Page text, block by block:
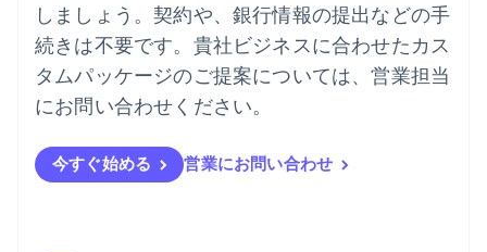
しましょう。契約や、銀行情報の提出などの手
続きは不要です。貴社ビジネスに合わせたカス
タムパッケージのご提案については、営業担当
にお問い合わせください。
今すぐ始める 営業にお問い合わせ
ニュージーランド
English
ノルウェー
English
ハンガリー
フィンランド
EnglishSvenska